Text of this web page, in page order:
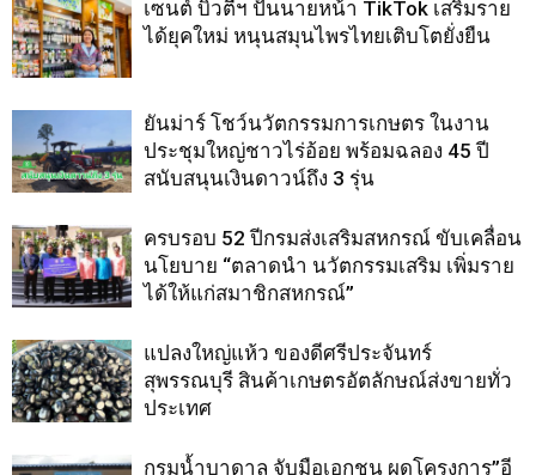
เซนต์ บิวตี้ฯ ปั้นนายหน้า TikTok เสริมราย
ได้ยุคใหม่ หนุนสมุนไพรไทยเติบโตยั่งยืน
ยันม่าร์ โชว์นวัตกรรมการเกษตร ในงาน
ประชุมใหญ่ชาวไร่อ้อย พร้อมฉลอง 45 ปี
สนับสนุนเงินดาวน์ถึง 3 รุ่น
ครบรอบ 52 ปีกรมส่งเสริมสหกรณ์ ขับเคลื่อน
นโยบาย “ตลาดนำ นวัตกรรมเสริม เพิ่มราย
ได้ให้แก่สมาชิกสหกรณ์”
แปลงใหญ่แห้ว ของดีศรีประจันทร์
สุพรรณบุรี สินค้าเกษตรอัตลักษณ์ส่งขายทั่ว
ประเทศ
กรมน้ำบาดาล จับมือเอกชน ผุดโครงการ”อี